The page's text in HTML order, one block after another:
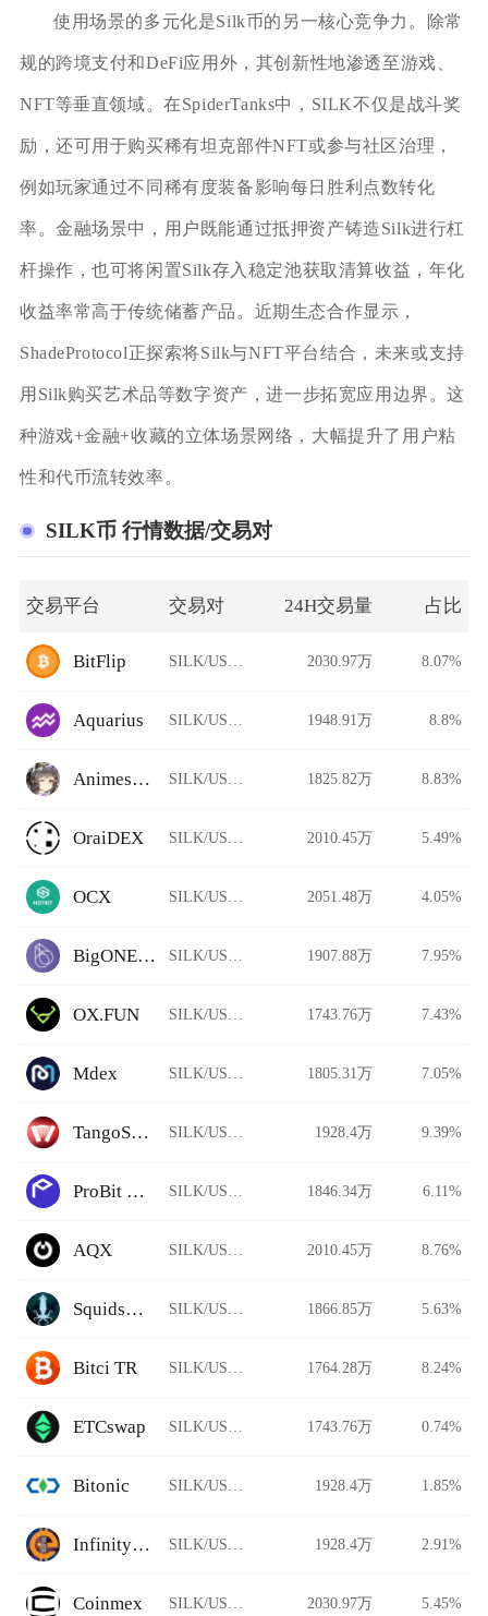
使用场景的多元化是Silk币的另一核心竞争力。除常
规的跨境支付和DeFi应用外，其创新性地渗透至游戏、
NFT等垂直领域。在SpiderTanks中，SILK不仅是战斗奖
励，还可用于购买稀有坦克部件NFT或参与社区治理，
例如玩家通过不同稀有度装备影响每日胜利点数转化
率。金融场景中，用户既能通过抵押资产铸造Silk进行杠
杆操作，也可将闲置Silk存入稳定池获取清算收益，年化
收益率常高于传统储蓄产品。近期生态合作显示，
ShadeProtocol正探索将Silk与NFT平台结合，未来或支持
用Silk购买艺术品等数字资产，进一步拓宽应用边界。这
种游戏+金融+收藏的立体场景网络，大幅提升了用户粘
性和代币流转效率。
SILK币 行情数据/交易对
交易平台 交易对 24H交易量 占比
BitFlip 2030.97万 8.07%
Aquarius 1948.91万 8.8%
Animeswap 1825.82万 8.83%
OraiDEX 2010.45万 5.49%
OCX 2051.48万 4.05%
BigONE Futures 1907.88万 7.95%
OX.FUN 1743.76万 7.43%
Mdex 1805.31万 7.05%
TangoSwap 1928.4万 9.39%
ProBit Global 1846.34万 6.11%
AQX 2010.45万 8.76%
Squidswap 1866.85万 5.63%
Bitci TR 1764.28万 8.24%
ETCswap 1743.76万 0.74%
Bitonic 1928.4万 1.85%
InfinityCoin Exchange 1928.4万 2.91%
Coinmex 2030.97万 5.45%